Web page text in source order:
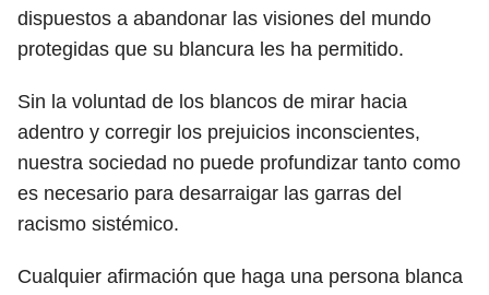
dispuestos a abandonar las visiones del mundo
protegidas que su blancura les ha permitido.
Sin la voluntad de los blancos de mirar hacia
adentro y corregir los prejuicios inconscientes,
nuestra sociedad no puede profundizar tanto como
es necesario para desarraigar las garras del
racismo sistémico.
Cualquier afirmación que haga una persona blanca